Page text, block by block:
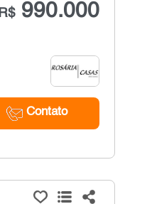
R$990.000
Contato